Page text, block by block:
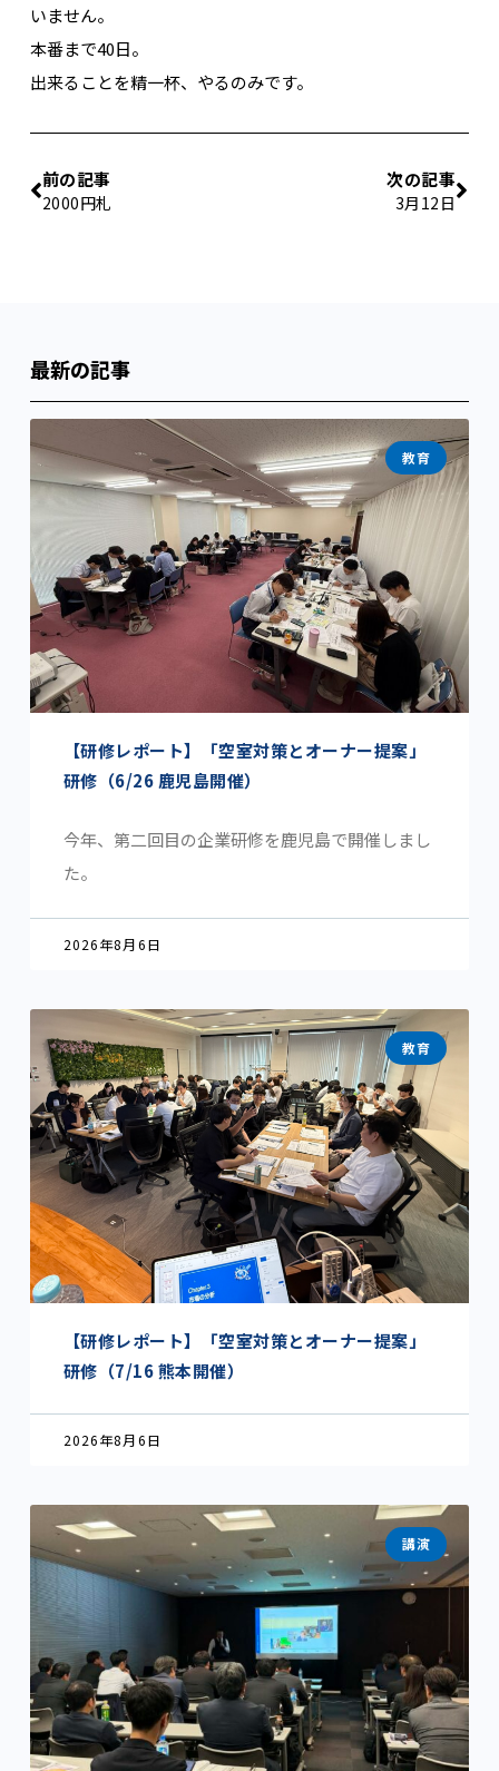
いません。
本番まで40日。
出来ることを精一杯、やるのみです。
前の記事
2000円札
次の記事
3月12日
最新の記事
教育
【研修レポート】「空室対策とオーナー提案」
研修（6/26 鹿児島開催）
今年、第二回目の企業研修を鹿児島で開催しまし
た。
2026年8月6日
教育
【研修レポート】「空室対策とオーナー提案」
研修（7/16 熊本開催）
2026年8月6日
講演